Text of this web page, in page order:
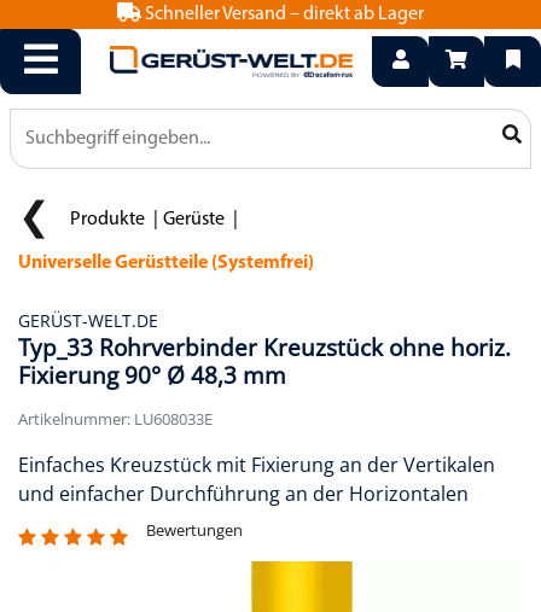
Schneller Versand – direkt ab Lager
0800 15 50 550
info@geruest-welt.de
Produkte Gerüste
Universelle Gerüstteile (Systemfrei)
GERÜST-WELT.DE
Typ_33 Rohrverbinder Kreuzstück ohne horiz.
Fixierung 90° Ø 48,3 mm
Artikelnummer: LU608033E
Einfaches Kreuzstück mit Fixierung an der Vertikalen
und einfacher Durchführung an der Horizontalen
Bewertungen